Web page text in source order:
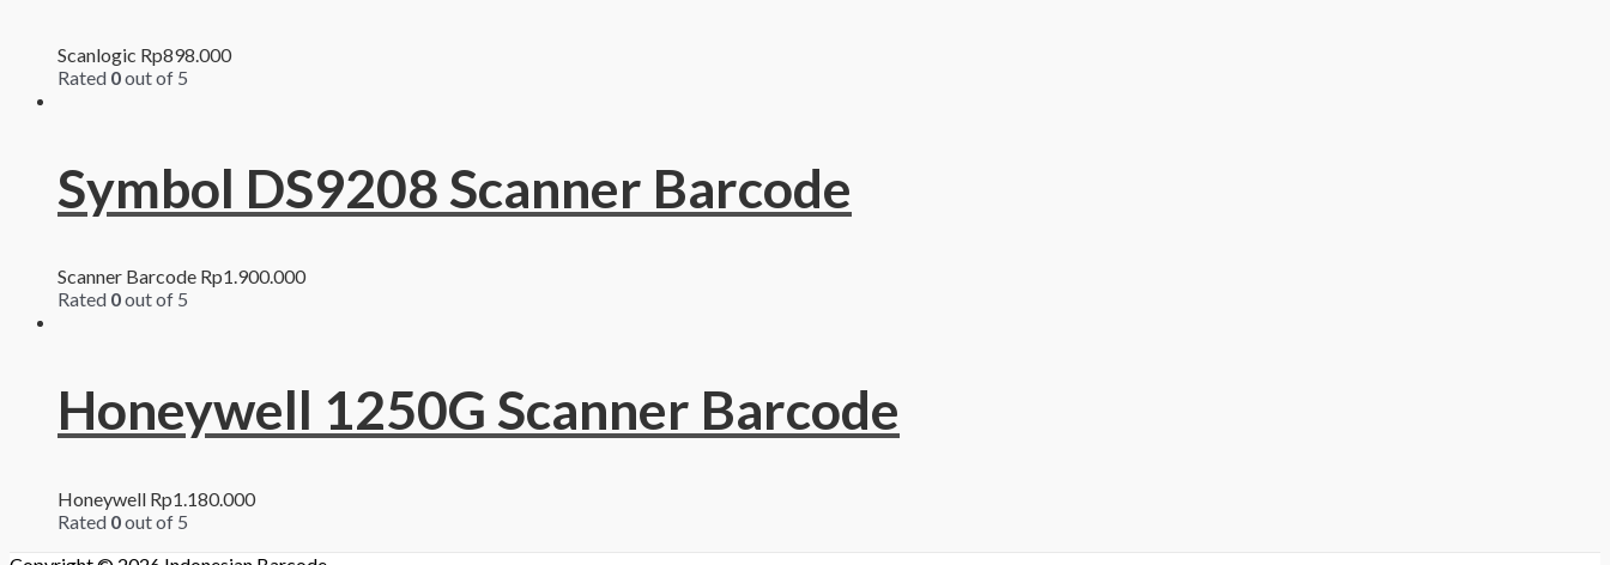
Scanlogic Rp898.000
Rated 0out of 5
Symbol DS9208 Scanner Barcode
Scanner Barcode Rp1.900.000
Rated 0out of 5
Honeywell 1250G Scanner Barcode
Honeywell Rp1.180.000
Rated 0out of 5